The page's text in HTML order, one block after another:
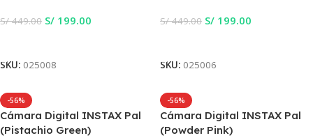
S/449.00 S/ 199.00
SKU: 025008
S/449.00 S/ 199.00
SKU: 025006
-56%
Cámara Digital INSTAX Pal
(Pistachio Green)
-56%
Cámara Digital INSTAX Pal
(Powder Pink)